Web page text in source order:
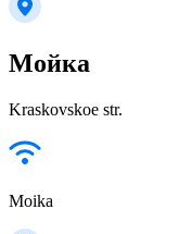
Мойка
Kraskovskoe str.
Moika